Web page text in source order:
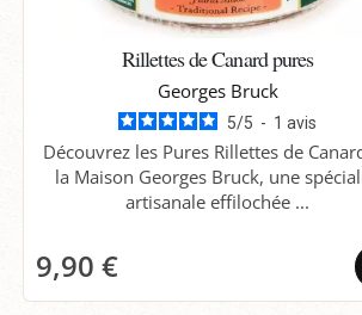
Rillettes de Canard pures
Georges Bruck
5/5 - 1avis
Découvrez les Pures Rillettes de
la Maison Georges Bruck, une
artisanale effilochée ...
9,90 €